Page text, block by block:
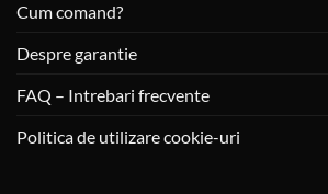
Cum comand?
Despre garantie
FAQ – Intrebari frecvente
Politica de utilizare cookie-uri